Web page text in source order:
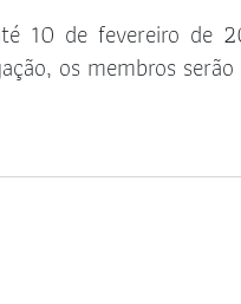
10 de fevereiro de
os membros